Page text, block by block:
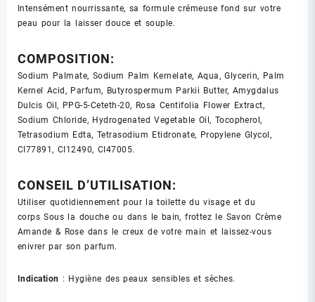
Intensément nourrissante, sa formule crémeuse fond sur votre
peau pour la laisser douce et souple.
COMPOSITION:
Sodium Palmate, Sodium Palm Kernelate, Aqua, Glycerin, Palm
Kernel Acid, Parfum, Butyrospermum Parkii Butter, Amygdalus
Dulcis Oil, PPG-5-Ceteth-20, Rosa Centifolia Flower Extract,
Sodium Chloride, Hydrogenated Vegetable Oil, Tocopherol,
Tetrasodium Edta, Tetrasodium Etidronate, Propylene Glycol,
CI77891, CI12490, CI47005.
CONSEIL D’UTILISATION:
Utiliser quotidiennement pour la toilette du visage et du
corps Sous la douche ou dans le bain, frottez le Savon Crème
Amande & Rose dans le creux de votre main et laissez-vous
enivrer par son parfum.
Indication : Hygiène des peaux sensibles et sèches.